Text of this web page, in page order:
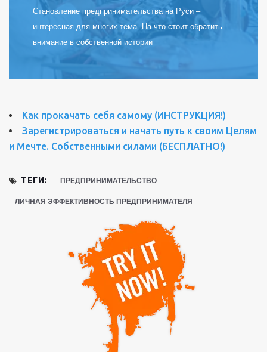
Становление предпринимательства на Руси –
интересная для многих тема. На что стоит обратить
внимание в собственной истории
Как прокачать себя самому (ИНСТРУКЦИЯ!)
Зарегистрироваться и начать путь к своим Целям
и Мечте. Собственными силами (БЕСПЛАТНО!)
ТЕГИ: ПРЕДПРИНИМАТЕЛЬСТВО
ЛИЧНАЯ ЭФФЕКТИВНОСТЬ ПРЕДПРИНИМАТЕЛЯ